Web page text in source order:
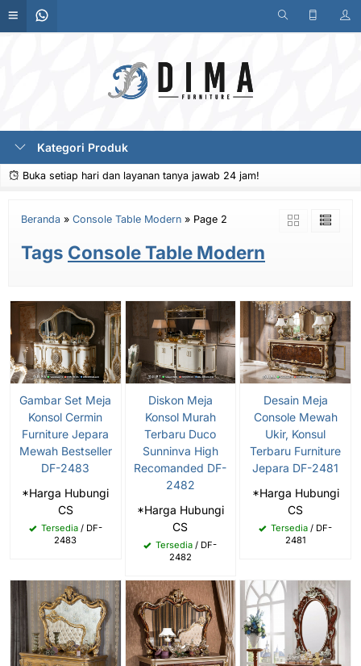
Kategori Produk
Buka setiap hari dan layanan tanya jawab 24 jam!
Beranda » Console Table Modern » Page 2
Tags Console Table Modern
Gambar Set Meja
Konsol Cermin
Furniture Jepara
Mewah Bestseller
DF-2483
*Harga Hubungi
CS
Tersedia/ DF-
2483
Diskon Meja
Konsol Murah
Terbaru Duco
Sunninva High
Recomanded DF-
2482
*Harga Hubungi
CS
Tersedia / DF-
2482
Desain Meja
Console Mewah
Ukir, Konsul
Terbaru Furniture
Jepara DF-2481
*Harga Hubungi
CS
Tersedia / DF-
2481